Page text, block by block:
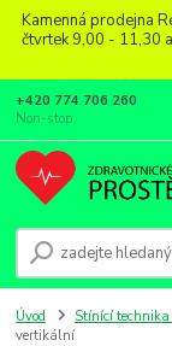
Kamenná prodejna
čtvrtek 9,00 - 11,30
+420 774 706 260
Non-stop
Úvod Stínící
vertikální